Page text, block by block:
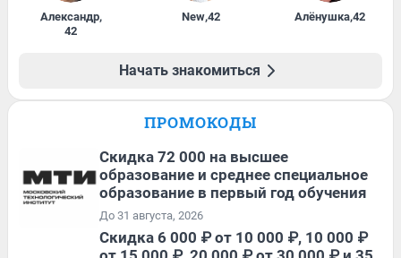
Александр,
42
New,42 Алёнушка,42
Начать знакомиться
ПРОМОКОДЫ
Скидка 72 000 на высшее
образование и среднее специальное
образование в первый год обучения
До 31 августа, 2026
Скидка 6 000 ₽ от 10 000 ₽, 10 000 ₽